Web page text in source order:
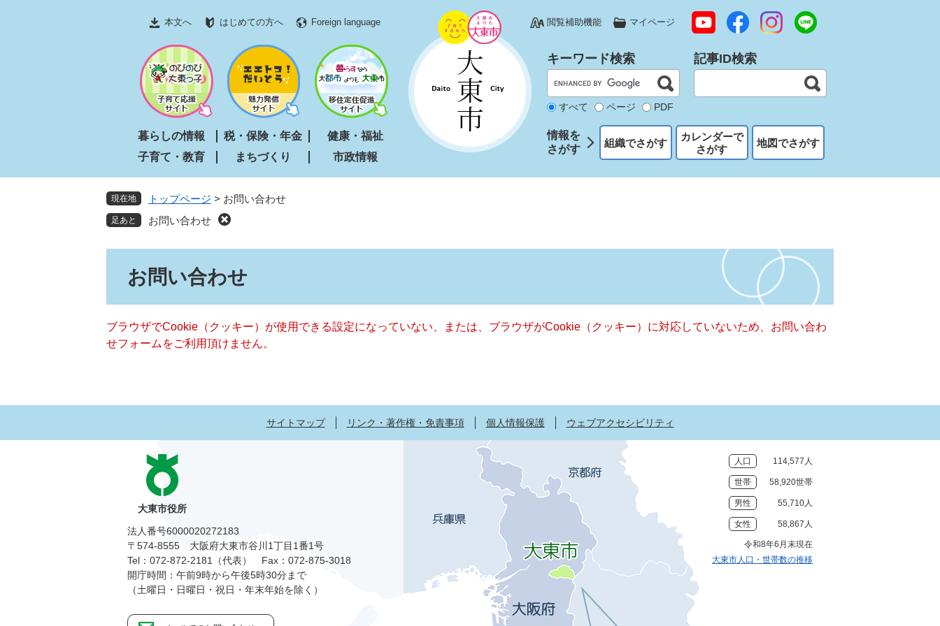
文
本文へ はじめての方へ Foreign language 閲覧補助機能 マイページ
暮らしの情報 税・保険・年金
健康・福祉
子育て・教育
まちづくり 市政情報
キーワード検索
すべて ページ PDF
記事ID検索
情報を
さがす
組織でさがす
カレンダーで
さがす
地図でさがす
現在地 トップページ > お問い合わせ
お問い合わせ
お問い合わせ
ブラウザでCookie（クッキー）が使用できる設定になっていない、または、ブラウザがCookie（クッキー）に対応していないため、お問い合わ
せフォームをご利用頂けません。
サイトマップ リンク・著作権・免責事項 個人情報保護 ウェブアクセシビリティ
人口 114,577人
世帯 58,920世帯
男性 55,710人
女性 58,867人
令和8年6月末現在
大東市人口・世帯数の推移
大東市役所
法人番号6000020272183
〒574-8555 大阪府大東市谷川1丁目1番1号
Tel：072-872-2181（代表）
Fax：072-875-3018
開庁時間：午前9時から午後5時30分まで
（土曜日・日曜日・祝日・年末年始を除く）